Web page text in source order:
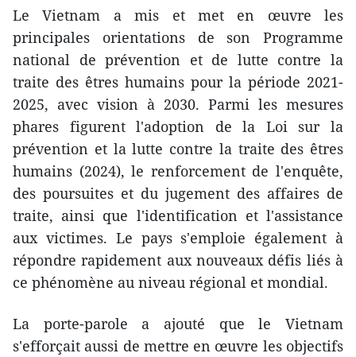
Le Vietnam a mis et met en œuvre les
principales orientations de son Programme
national de prévention et de lutte contre la
traite des êtres humains pour la période 2021-
2025, avec vision à 2030. Parmi les mesures
phares figurent l'adoption de la Loi sur la
prévention et la lutte contre la traite des êtres
humains (2024), le renforcement de l'enquête,
des poursuites et du jugement des affaires de
traite, ainsi que l'identification et l'assistance
aux victimes. Le pays s'emploie également à
répondre rapidement aux nouveaux défis liés à
ce phénomène au niveau régional et mondial.
La porte-parole a ajouté que le Vietnam
s'efforçait aussi de mettre en œuvre les objectifs